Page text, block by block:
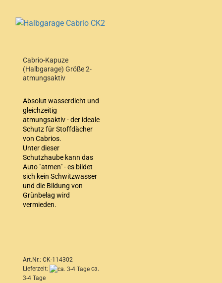
Cabrio-Kapuze
(Halbgarage) Größe 2-
atmungsaktiv
Absolut wasserdicht und
gleichzeitig
atmungsaktiv - der ideale
Schutz für Stoffdächer
von Cabrios.
Unter dieser
Schutzhaube kann das
Auto "atmen" - es bildet
sich kein Schwitzwasser
und die Bildung von
Grünbelag wird
vermieden.
Art.Nr.: CK-114302
Lieferzeit:
ca.
3-4 Tage